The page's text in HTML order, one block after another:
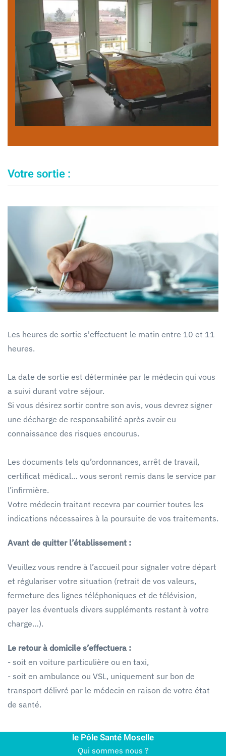
Votre sortie :
Les heures de sortie s'effectuent le matin entre 10 et 11
heures.
La date de sortie est déterminée par le médecin qui vous
a suivi durant votre séjour.
Si vous désirez sortir contre son avis, vous devrez signer
une décharge de responsabilité après avoir eu
connaissance des risques encourus.
Les documents tels qu’ordonnances, arrêt de travail,
certificat médical… vous seront remis dans le service par
l’infirmière.
Votre médecin traitant recevra par courrier toutes les
indications nécessaires à la poursuite de vos traitements.
Avant de quitter l’établissement :
Veuillez vous rendre à l’accueil pour signaler votre départ
et régulariser votre situation (retrait de vos valeurs,
fermeture des lignes téléphoniques et de télévision,
payer les éventuels divers suppléments restant à votre
charge…).
Le retour à domicile s’effectuera :
- soit en voiture particulière ou en taxi,
- soit en ambulance ou VSL, uniquement sur bon de
transport délivré par le médecin en raison de votre état
de santé.
le Pôle Santé Moselle
Qui sommes nous ?